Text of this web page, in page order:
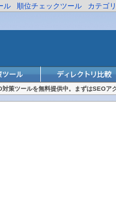
ル 順位チェックツール カテゴ
策ツールを無料提供中。まずはSEOア